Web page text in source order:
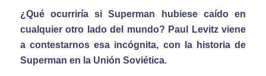
¿Qué ocurriría si Superman hubiese caído en
cualquier otro lado del mundo? Paul Levitz viene
a contestarnos esa incógnita, con la historia de
Superman en la Unión Soviética.